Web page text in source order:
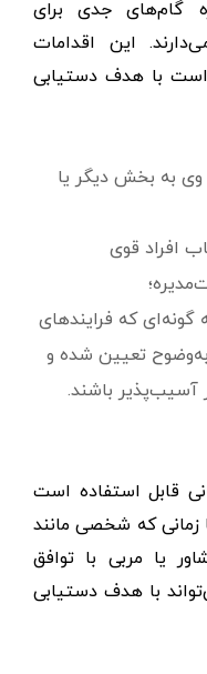
گام‌های جدی برای
این اقدامات
است با هدف دستیابی
وی به بخش دیگر یا
افراد قوی
که فرایندهای
تعیین شده و
آسیب‌پذیر باشند.
قابل استفاده است
زمانی که شخصی مانند
یا مربی با توافق
با هدف دستیابی